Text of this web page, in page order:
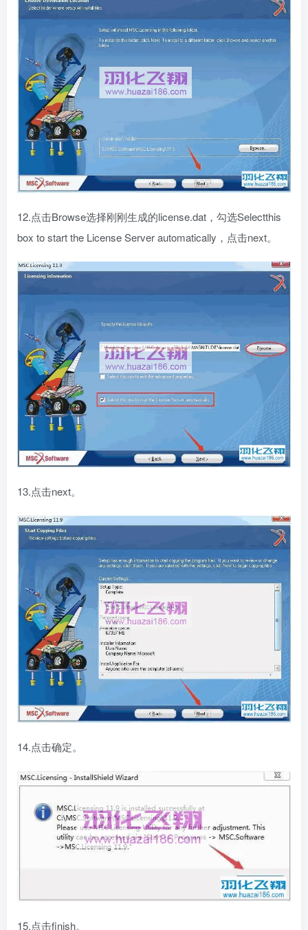
12.点击Browse选择刚刚生成的license.dat，勾选Selectthis
box to start the License Server automatically，点击next。
13.点击next。
14.点击确定。
15.点击finish。